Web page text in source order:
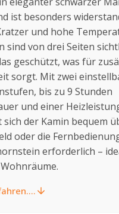
ist besonders
und hohe
sind von drei Seiten
geschützt, was für
sorgt. Mit zwei
bis zu 9 Stunden
und einer
sich der Kamin bequem
oder die
erforderlich –